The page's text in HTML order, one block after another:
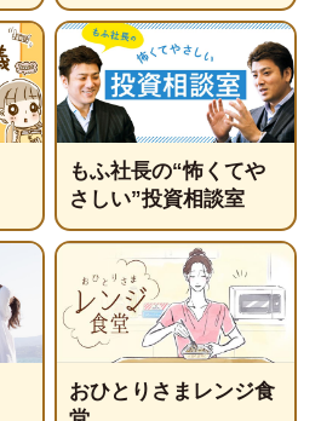
もふ社長の“怖くてや
さしい”投資相談室
おひとりさまレンジ食